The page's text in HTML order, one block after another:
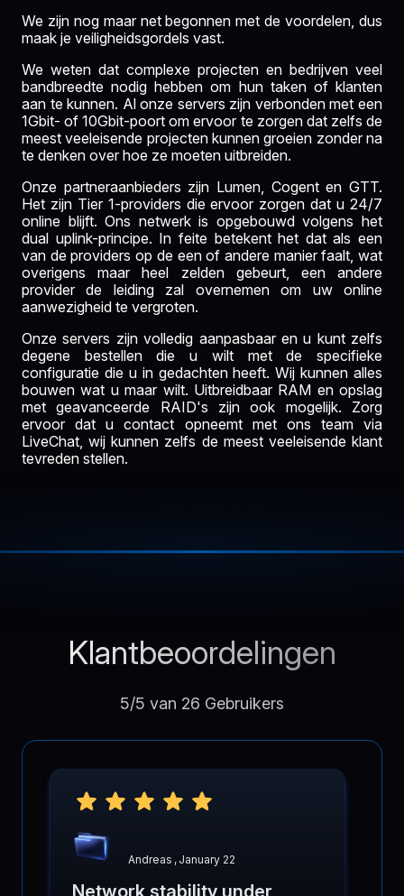
We zijn nog maar net begonnen met de voordelen, dus
maak je veiligheidsgordels vast.
We weten dat complexe projecten en bedrijven veel
bandbreedte nodig hebben om hun taken of klanten
aan te kunnen. Al onze servers zijn verbonden met een
1Gbit- of 10Gbit-poort om ervoor te zorgen dat zelfs de
meest veeleisende projecten kunnen groeien zonder na
te denken over hoe ze moeten uitbreiden.
Onze partneraanbieders zijn Lumen, Cogent en GTT.
Het zijn Tier 1-providers die ervoor zorgen dat u 24/7
online blijft. Ons netwerk is opgebouwd volgens het
dual uplink-principe. In feite betekent het dat als een
van de providers op de een of andere manier faalt, wat
overigens maar heel zelden gebeurt, een andere
provider de leiding zal overnemen om uw online
aanwezigheid te vergroten.
Onze servers zijn volledig aanpasbaar en u kunt zelfs
degene bestellen die u wilt met de specifieke
configuratie die u in gedachten heeft. Wij kunnen alles
bouwen wat u maar wilt. Uitbreidbaar RAM en opslag
met geavanceerde RAID's zijn ook mogelijk. Zorg
ervoor dat u contact opneemt met ons team via
LiveChat, wij kunnen zelfs de meest veeleisende klant
tevreden stellen.
Klantbeoordelingen
5/5 van 26 Gebruikers
Andreas , January 22